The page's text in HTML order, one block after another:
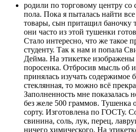
родили по торговому центру со
пола. Пока я пыталась найти
товары, сын притащил баночку
они часто из этой тушенки
Стало интересно, что же такое
студенту. Так к нам и попала
Дейма. На этикетке
поросенка. Отбросив мысль об
принялась изучать содержимое
стеклянная, то можно всё
Заполненность мне показалась
без желе 500 граммов. Тушенка
сорту. Изготовлена по ГОСТу.
свинина, соль, лук, перец,
ничего химического. На